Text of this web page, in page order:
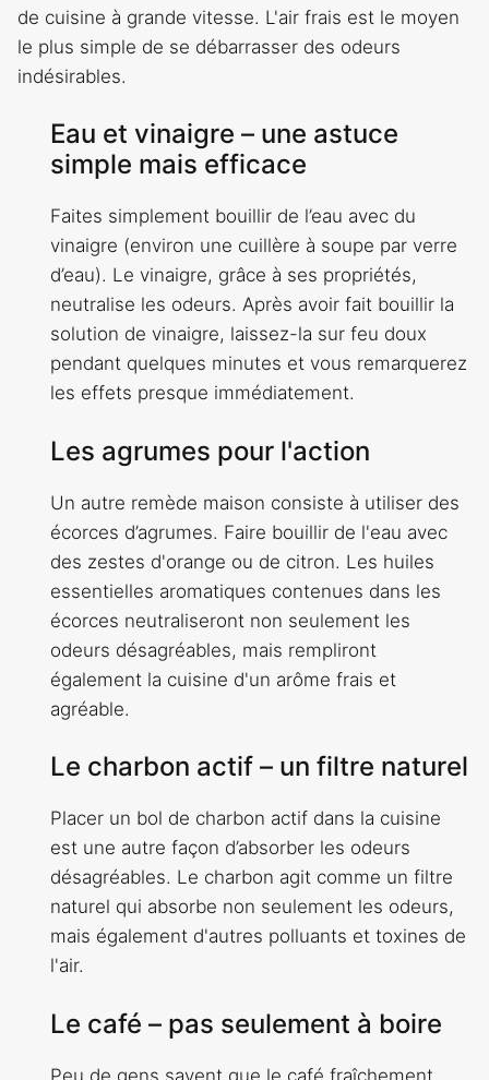
de cuisine à grande vitesse. L'air frais est le moyen
le plus simple de se débarrasser des odeurs
indésirables.
Eau et vinaigre – une astuce
simple mais efficace
Faites simplement bouillir de l’eau avec du
vinaigre (environ une cuillère à soupe par verre
d’eau). Le vinaigre, grâce à ses propriétés,
neutralise les odeurs. Après avoir fait bouillir la
solution de vinaigre, laissez-la sur feu doux
pendant quelques minutes et vous remarquerez
les effets presque immédiatement.
Les agrumes pour l'action
Un autre remède maison consiste à utiliser des
écorces d’agrumes. Faire bouillir de l'eau avec
des zestes d'orange ou de citron. Les huiles
essentielles aromatiques contenues dans les
écorces neutraliseront non seulement les
odeurs désagréables, mais rempliront
également la cuisine d'un arôme frais et
agréable.
Le charbon actif – un filtre naturel
Placer un bol de charbon actif dans la cuisine
est une autre façon d’absorber les odeurs
désagréables. Le charbon agit comme un filtre
naturel qui absorbe non seulement les odeurs,
mais également d'autres polluants et toxines de
l'air.
Le café – pas seulement à boire
Peu de gens savent que le café fraîchement